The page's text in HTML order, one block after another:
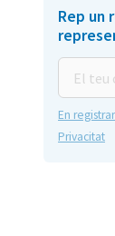
Rep un
teu
correu-
e
En
Privacitat